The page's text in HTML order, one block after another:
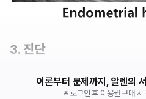
3. 진단
이론부터 문제까지, 알렌의
※ 로그인 후 이용권 구매 시